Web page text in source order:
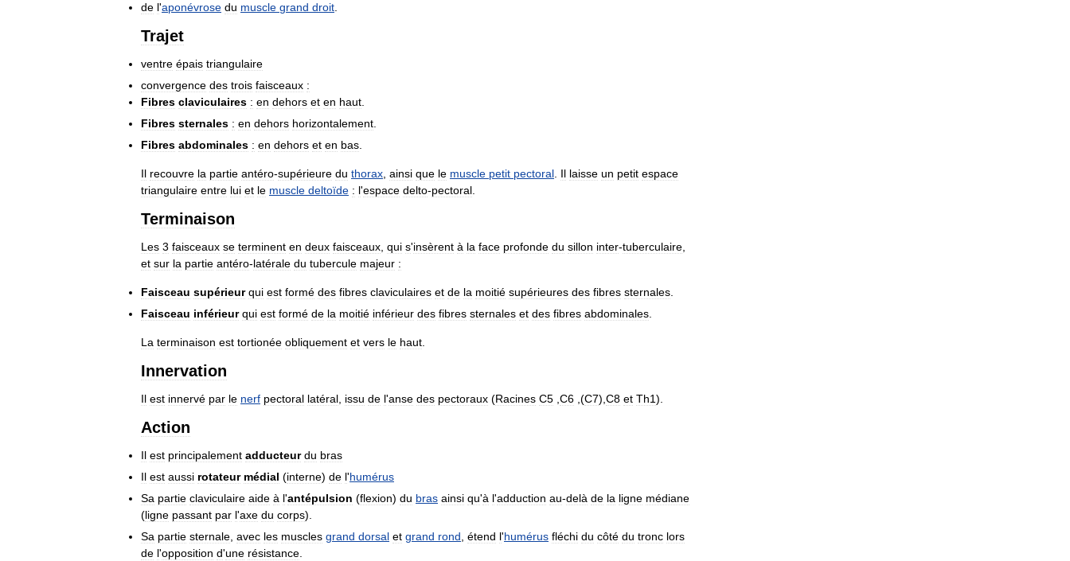
de l'aponévrose du muscle grand droit.
Trajet
ventre épais triangulaire
convergence des trois faisceaux :
Fibres claviculaires : en dehors et en haut.
Fibres sternales : en dehors horizontalement.
Fibres abdominales : en dehors et en bas.
Il recouvre la partie antéro-supérieure du thorax, ainsi que le muscle petit pectoral. Il laisse un petit espace
triangulaire entre lui et le muscle deltoïde : l'espace delto-pectoral.
Terminaison
Les 3 faisceaux se terminent en deux faisceaux, qui s'insèrent à la face profonde du sillon inter-tuberculaire,
et sur la partie antéro-latérale du tubercule majeur :
Faisceau supérieur qui est formé des fibres claviculaires et de la moitié supérieures des fibres sternales.
Faisceau inférieur qui est formé de la moitié inférieur des fibres sternales et des fibres abdominales.
La terminaison est tortionée obliquement et vers le haut.
Innervation
Il est innervé par le nerf pectoral latéral, issu de l'anse des pectoraux (Racines C5 ,C6 ,(C7),C8 et Th1).
Action
Il est principalement adducteur du bras
Il est aussi rotateur médial (interne) de l'humérus
Sa partie claviculaire aide à l'antépulsion (flexion) du bras ainsi qu'à l'adduction au-delà de la ligne médiane
(ligne passant par l'axe du corps).
Sa partie sternale, avec les muscles grand dorsal et grand rond, étend l'humérus fléchi du côté du tronc lors
de l'opposition d'une résistance.